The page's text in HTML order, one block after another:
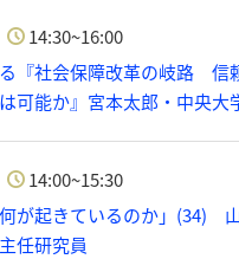
14:30~16:00
『社会保障改革の岐路 信
可能か』宮本太郎・中央大
14:00~15:30
何が起きているのか」(34)
任研究員